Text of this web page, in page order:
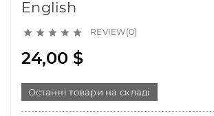
English
     REVIEW(0)
24,00 $
Останні товари на складі